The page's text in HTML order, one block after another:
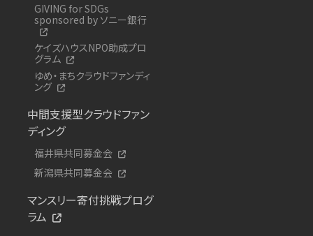
GIVING for SDGs
sponsored by ソニー銀行
ケイズハウスNPO助成プロ
グラム
ゆめ・まちクラウドファンディ
ング
中間支援型クラウドファン
ディング
福井県共同募金会
新潟県共同募金会
マンスリー寄付挑戦プログ
ラム